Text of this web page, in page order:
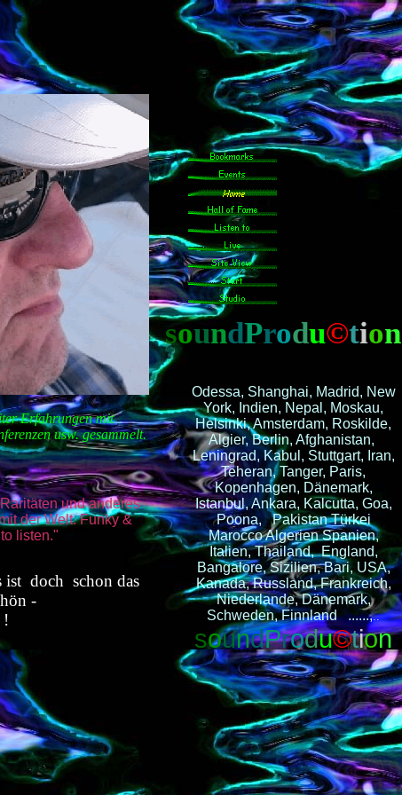
Erfahrungen mit
usw. gesammelt.
und anderes
der Welt. Funky &
listen."
ist doch schon das
-
!
soundProdu©tion
Odessa, Shanghai, Madrid, New
York, Indien, Nepal, Moskau,
Helsinki, Amsterdam, Roskilde,
Algier, Berlin, Afghanistan,
Leningrad, Kabul, Stuttgart, Iran,
Teheran, Tanger, Paris,
Kopenhagen, Dänemark,
Istanbul, Ankara, Kalcutta, Goa,
Poona, Pakistan Türkei
Marocco Algerien Spanien,
Italien, Thailand, England,
Bangalore, Sizilien, Bari, USA,
Kanada, Russland, Frankreich,
Niederlande, Dänemark,
Schweden, Finnland ......,..
soundProdu©tion